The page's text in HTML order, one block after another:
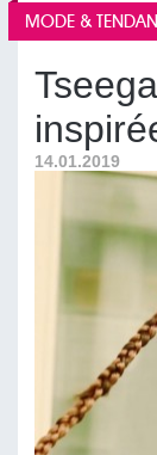
MODE &
14.01.2019